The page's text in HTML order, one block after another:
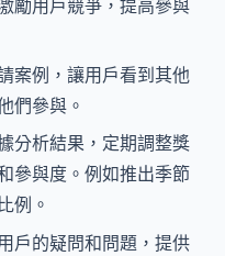
勵用戶競爭，提高參與
案例，讓用戶看到其他
們參與。
分析結果，定期調整獎
參與度。例如推出季節
例。
戶的疑問和問題，提供